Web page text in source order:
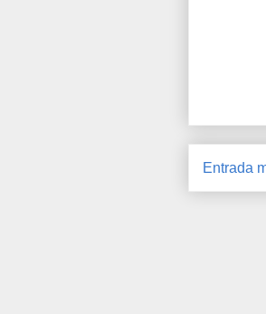
Entrada